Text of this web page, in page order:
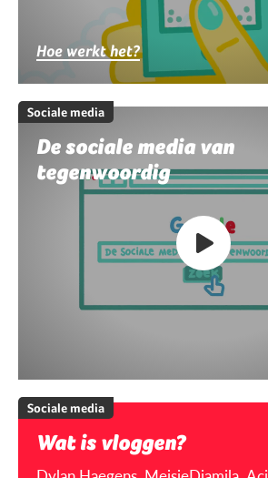
Hoe werkt het?
Sociale media
De sociale media van
tegenwoordig
Sociale media
Wat is vloggen?